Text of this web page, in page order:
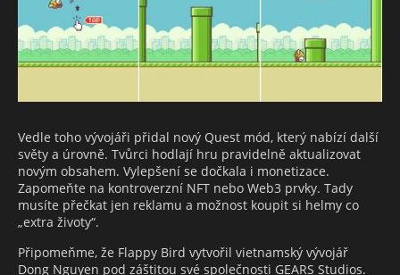
Vedle toho vývojáři přidal nový Quest mód, který nabízí další
světy a úrovně. Tvůrci hodlají hru pravidelně aktualizovat
novým obsahem. Vylepšení se dočkala i monetizace.
Zapomeňte na kontroverzní NFT nebo Web3 prvky. Tady
musíte přečkat jen reklamu a možnost koupit si helmy co
„extra životy“.
Připomeňme, že Flappy Bird vytvořil vietnamský vývojář
Dong Nguyen pod záštitou své společnosti GEARS Studios.